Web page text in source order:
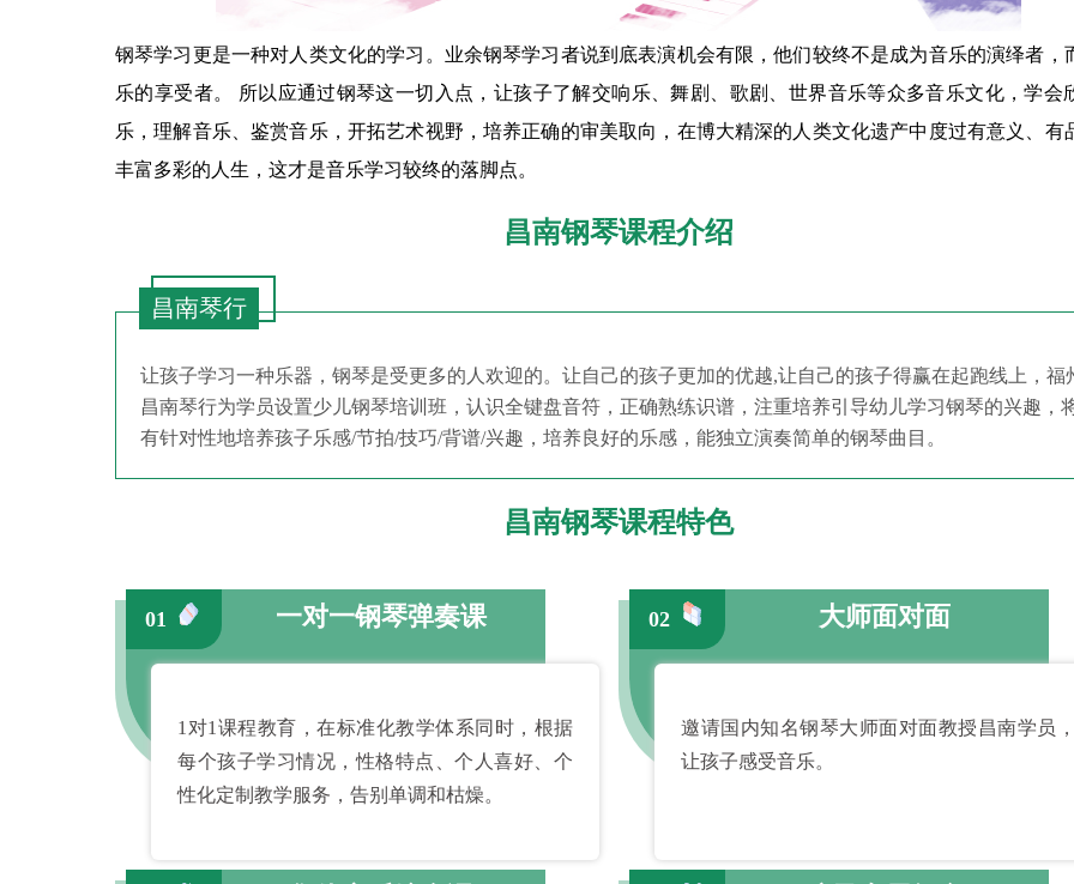
钢琴学习更是一种对人类文化的学习。业余钢琴学习者说到底表演机会有限，他们较终不是成为音乐的演绎者，
乐的享受者。 所以应通过钢琴这一切入点，让孩子了解交响乐、舞剧、歌剧、世界音乐等众多音乐文化，学会
乐，理解音乐、鉴赏音乐，开拓艺术视野，培养正确的审美取向，在博大精深的人类文化遗产中度过有意义、有
丰富多彩的人生，这才是音乐学习较终的落脚点。
昌南钢琴课程介绍
昌南琴行
让孩子学习一种乐器，钢琴是受更多的人欢迎的。让自己的孩子更加的优越,让自己的孩子得赢在起跑线上，福
昌南琴行为学员设置少儿钢琴培训班，认识全键盘音符，正确熟练识谱，注重培养引导幼儿学习钢琴的兴趣，
有针对性地培养孩子乐感/节拍/技巧/背谱/兴趣，培养良好的乐感，能独立演奏简单的钢琴曲目。
昌南钢琴课程特色
01 一对一钢琴弹奏课
1对1课程教育，在标准化教学体系同时，根据
每个孩子学习情况，性格特点、个人喜好、个
性化定制教学服务，告别单调和枯燥。
02 大师面对面
邀请国内知名钢琴大师面对面教授昌南学员，
让孩子感受音乐。